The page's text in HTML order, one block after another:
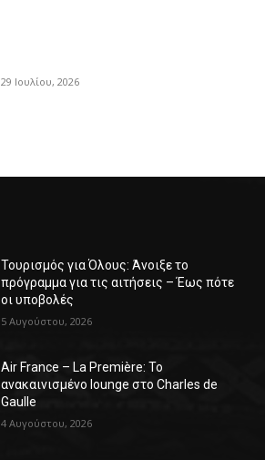
29 Ιουλίου, 2026
Τουρισμός για Όλους: Άνοιξε το
πρόγραμμα για τις αιτήσεις – Έως πότε
οι υποβολές
5 Αυγούστου, 2026
Air France – La Première: Το
ανακαινισμένο lounge στο Charles de
Gaulle
4 Αυγούστου, 2026